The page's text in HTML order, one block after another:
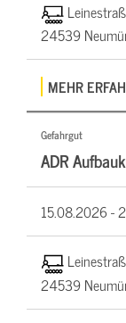
24539
MEHR
Gefahrgut
ADR
15.08.2026 -
24539